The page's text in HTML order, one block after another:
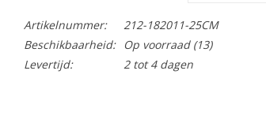
Artikelnummer:
212-182011-25CM
Beschikbaarheid:
Op voorraad(13)
Levertijd:
2 tot 4 dagen